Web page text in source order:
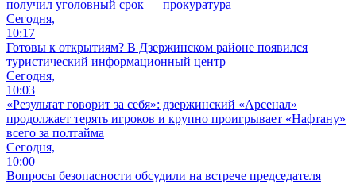
получил уголовный срок — прокуратура
Сегодня,
10:17
Готовы к открытиям? В Дзержинском районе появился
туристический информационный центр
Сегодня,
10:03
«Результат говорит за себя»: дзержинский «Арсенал»
продолжает терять игроков и крупно проигрывает «Нафтану»
всего за полтайма
Сегодня,
10:00
Вопросы безопасности обсудили на встрече председателя